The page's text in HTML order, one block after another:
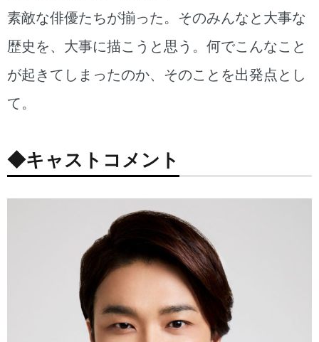
素敵な俳優たちが揃った。そのみんなと大事な
歴史を、大事に描こうと思う。何でこんなこと
が起きてしまったのか、そのことを出発点とし
て。
◆キャストコメント